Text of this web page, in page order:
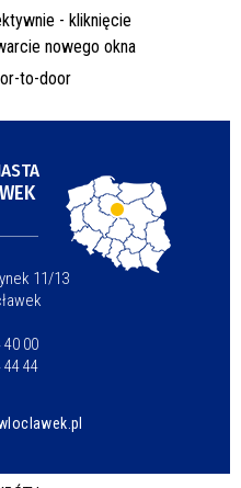
11/13
40 00
44 44